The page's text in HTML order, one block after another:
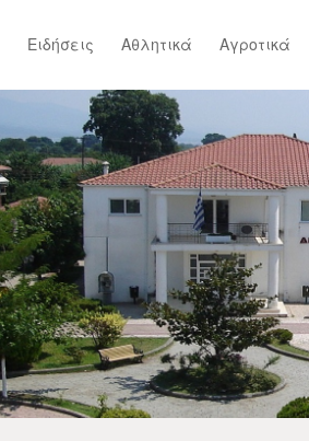
Ειδήσεις Αθλητικά Αγροτικά